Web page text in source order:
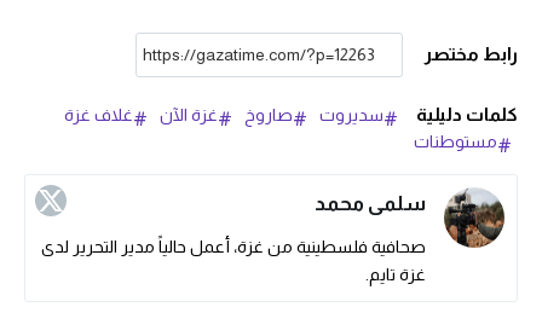
رابط مختصر
كلمات دليلية سديروت صاروخ غزة الآن
غلاف غزة
مستوطنات
سلمى محمد
صحافية فلسطينية من غزة، أعمل حالياً مدير التحرير لدى
غزة تايم.